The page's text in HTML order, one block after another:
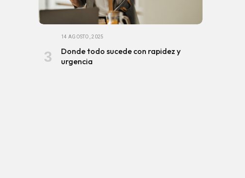
14 AGOSTO, 2025
Donde todo sucede con rapidez y
urgencia